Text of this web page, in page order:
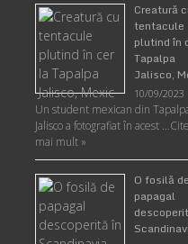
Creatură
tentacule
plutind în
Tapalpa
Jalisco,
10/09/2023
Un student mexican din
Jalisco a fotografiat în acest …
mai mult »
O fosilă de
papagal